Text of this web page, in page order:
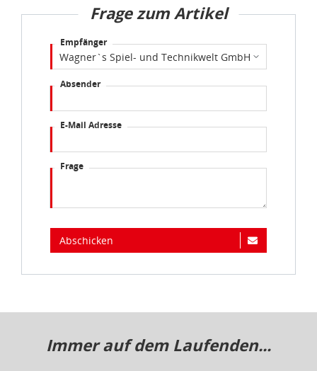
Frage zum Artikel
Empfänger
Absender
E-Mail Adresse
Frage
Abschicken
Immer auf dem Laufenden...